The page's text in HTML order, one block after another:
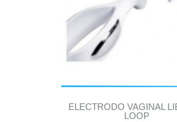
ELECTRODO VAGINAL
LOOP